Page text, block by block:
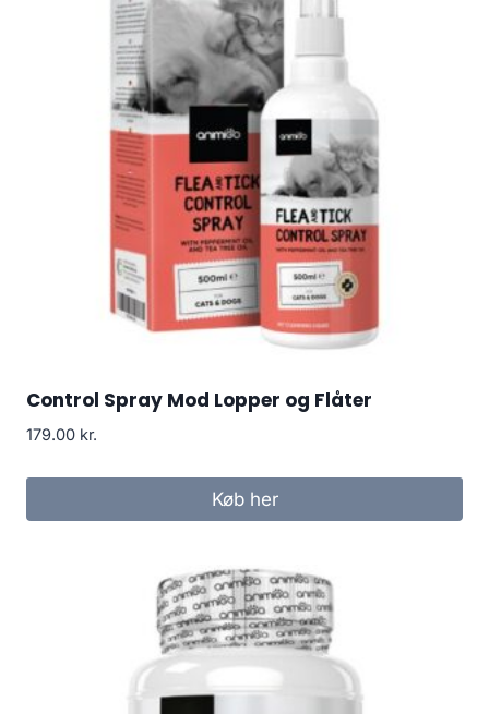
Control Spray Mod Lopper og Flåter
179.00 kr.
Køb her